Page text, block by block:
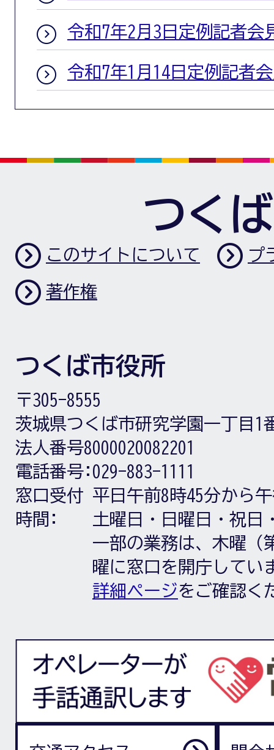
令和7年2月3日定例記者会
令和7年1月14日定例記者
つく
このサイトについて プ
著作権
つくば市役所
〒305-8555
茨城県つくば市研究学園一丁目1
法人番号8000020082201
電話番号: 029-883-1111
窓口受付
時間:
平日午前8時45分から
土曜日・日曜日・祝日
一部の業務は、木曜（
曜に窓口を開庁してい
詳細ページをご確認く